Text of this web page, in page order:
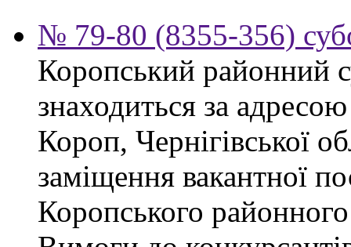
№ 79-80 (8355-356)
Коропський районний
знаходиться за
Короп, Чернігівської
заміщення вакантної
Коропського